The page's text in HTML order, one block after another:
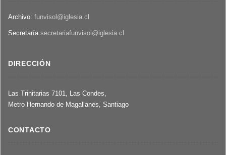
Archivo: funvisol@iglesia.cl
Secretaría secretariafunvisol@iglesia.cl
DIRECCIÓN
Las Trinitarias 7101, Las Condes,
Metro Hernando de Magallanes, Santiago
CONTACTO